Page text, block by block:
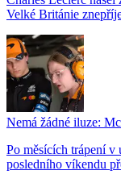
Velké Británie
Nemá žádné iluze:
Po měsících trápení v
posledního víkendu